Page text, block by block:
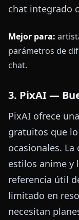
chat integrado
Mejor para:
parámetros de
chat.
3. PixAI —
PixAI ofrece
gratuitos que
ocasionales.
estilos anime y
referencia útil
limitado en
necesitan